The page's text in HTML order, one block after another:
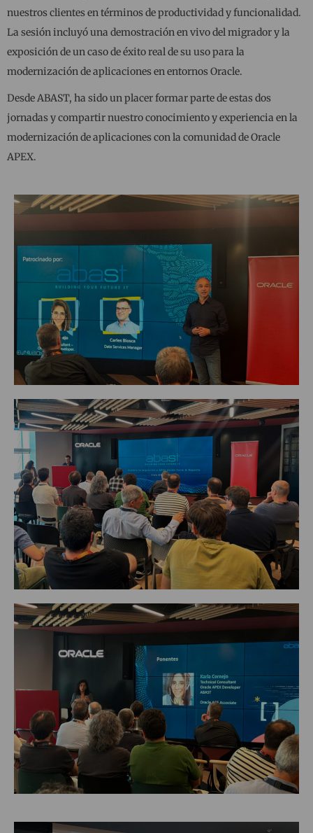
nuestros clientes en términos de productividad y funcionalidad.
La sesión incluyó una demostración en vivo del migrador y la
exposición de un caso de éxito real de su uso para la
modernización de aplicaciones en entornos Oracle.
Desde ABAST, ha sido un placer formar parte de estas dos
jornadas y compartir nuestro conocimiento y experiencia en la
modernización de aplicaciones con la comunidad de Oracle
APEX.